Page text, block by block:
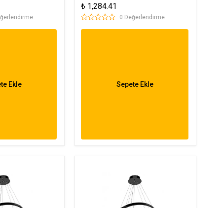
Ekle
Beyaz FL-6675
₺ 1,284.41
0 Değerlendirme
Sepete Ekle